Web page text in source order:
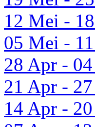
12 Mei -
05 Mei -
28 Apr -
21 Apr -
14 Apr -